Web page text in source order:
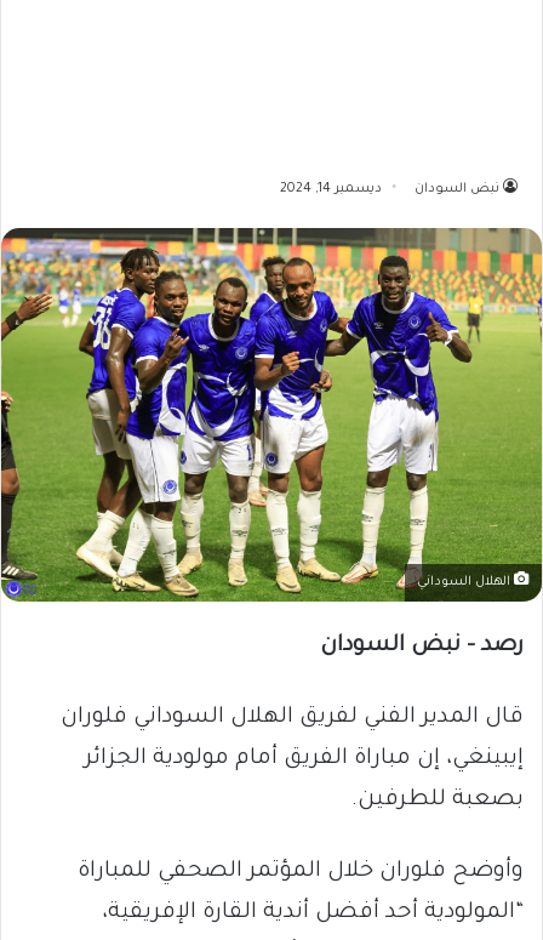
نبض السودان ديسمبر 14, 2024
الهلال السوداني
رصد – نبض السودان
قال المدير الفني لفريق الهلال السوداني فلوران
إيبينغي، إن مباراة الفريق أمام مولودية الجزائر
بصعبة للطرفين.
وأوضح فلوران خلال المؤتمر الصحفي للمباراة
“المولودية أحد أفضل أندية القارة الإفريقية،